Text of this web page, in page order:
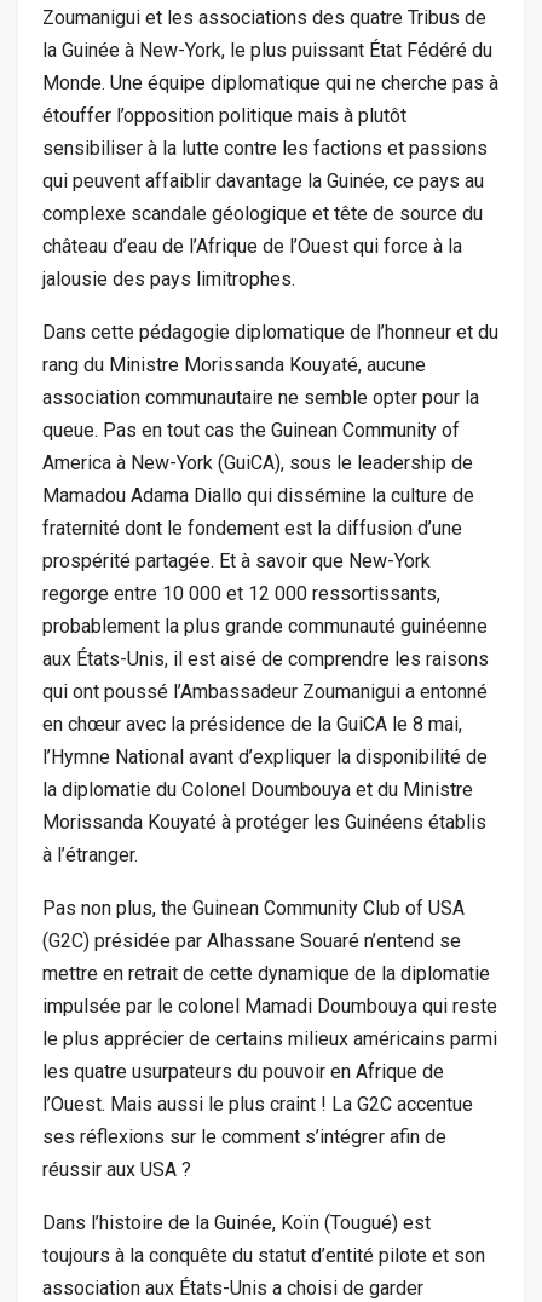
Zoumanigui et les associations des quatre Tribus de
la Guinée à New-York, le plus puissant État Fédéré du
Monde. Une équipe diplomatique qui ne cherche pas à
étouffer l’opposition politique mais à plutôt
sensibiliser à la lutte contre les factions et passions
qui peuvent affaiblir davantage la Guinée, ce pays au
complexe scandale géologique et tête de source du
château d’eau de l’Afrique de l’Ouest qui force à la
jalousie des pays limitrophes.
Dans cette pédagogie diplomatique de l’honneur et du
rang du Ministre Morissanda Kouyaté, aucune
association communautaire ne semble opter pour la
queue. Pas en tout cas the Guinean Community of
America à New-York (GuiCA), sous le leadership de
Mamadou Adama Diallo qui dissémine la culture de
fraternité dont le fondement est la diffusion d’une
prospérité partagée. Et à savoir que New-York
regorge entre 10 000 et 12 000 ressortissants,
probablement la plus grande communauté guinéenne
aux États-Unis, il est aisé de comprendre les raisons
qui ont poussé l’Ambassadeur Zoumanigui a entonné
en chœur avec la présidence de la GuiCA le 8 mai,
l’Hymne National avant d’expliquer la disponibilité de
la diplomatie du Colonel Doumbouya et du Ministre
Morissanda Kouyaté à protéger les Guinéens établis
à l’étranger.
Pas non plus, the Guinean Community Club of USA
(G2C) présidée par Alhassane Souaré n’entend se
mettre en retrait de cette dynamique de la diplomatie
impulsée par le colonel Mamadi Doumbouya qui reste
le plus apprécier de certains milieux américains parmi
les quatre usurpateurs du pouvoir en Afrique de
l’Ouest. Mais aussi le plus craint ! La G2C accentue
ses réflexions sur le comment s’intégrer afin de
réussir aux USA ?
Dans l’histoire de la Guinée, Koïn (Tougué) est
toujours à la conquête du statut d’entité pilote et son
association aux États-Unis a choisi de garder